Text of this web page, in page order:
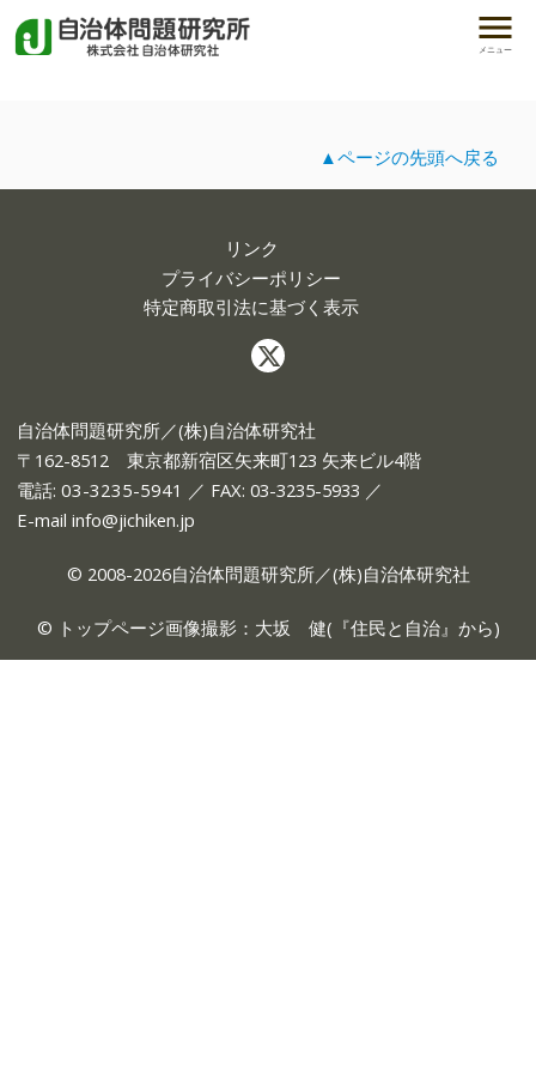
メニュー
▲ページの先頭へ戻る
リンク
プライバシーポリシー
特定商取引法に基づく表示
自治体問題研究所／(株)自治体研究社
〒162-8512 東京都新宿区矢来町123 矢来ビル4階
電話: 03-3235-5941 ／ FAX: 03-3235-5933 ／
E-mail info@jichiken.jp
© 2008-2026自治体問題研究所／(株)自治体研究社
© トップページ画像撮影：大坂 健(『住民と自治』から)